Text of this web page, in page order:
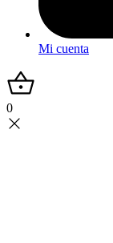
Mi cuenta
0